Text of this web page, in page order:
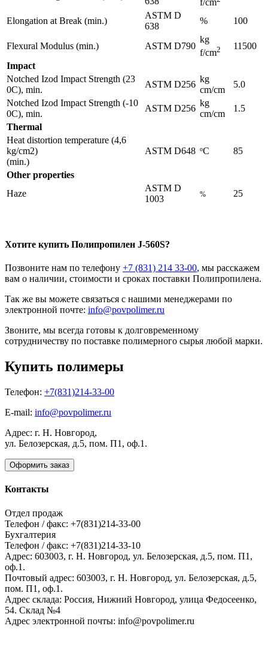
f/cm
Elongation at Break (min.)
ASTM D
638
% 100
Flexural Modulus (min.) ASTM D790
kg
f/cm2
11500
Impact
Notched Izod Impact Strength (23
0C), min.
ASTM D256
kg
cm/cm
5.0
Notched Izod Impact Strength (-10
0C), min.
ASTM D256
kg
cm/cm
1.5
Thermal
Heat distortion temperature (4,6
kg/cm2)
(min.)
ASTM D648 oC 85
Other properties
Haze
ASTM D
1003
% 25
Хотите купить Полипропилен J-560S?
Позвоните нам по телефону +7 (831) 214 33-00, мы расскажем
вам о наличии, стоимости и сроках поставки Полипропилена.
Так же вы можете связаться с нашими менеджерами по
электронной почте: info@povpolimer.ru
Звоните, мы всегда готовы к долговременному
сотрудничеству по поставке полимерного сырья любой марки.
Купить полимеры
Телефон: +7(831)214-33-00
E-mail: info@povpolimer.ru
Адрес: г. Н. Новгород,
ул. Белозерская, д.5, пом. П1, оф.1.
Оформить заказ
Контакты
Отдел продаж
Телефон / факс: +7(831)214-33-00
Бухгалтерия
Телефон / факс: +7(831)214-33-10
Адрес: 603003, г. Н. Новгород, ул. Белозерская, д.5, пом. П1,
оф.1.
Почтовый адрес: 603003, г. Н. Новгород, ул. Белозерская, д.5,
пом. П1, оф.1.
Адрес склада: Россия, Нижний Новгород, улица Федосеенко,
54. Склад №4
Адрес электронной почты: info@povpolimer.ru